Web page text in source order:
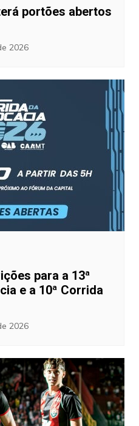
portões abertos
2026
para a 13ª
e a 10ª Corrida
2026